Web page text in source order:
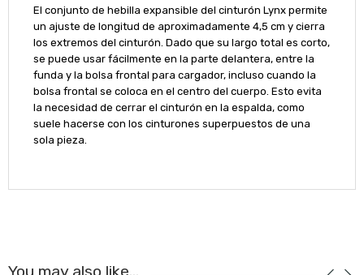
El conjunto de hebilla expansible del cinturón Lynx permite
un ajuste de longitud de aproximadamente 4,5 cm y cierra
los extremos del cinturón. Dado que su largo total es corto,
se puede usar fácilmente en la parte delantera, entre la
funda y la bolsa frontal para cargador, incluso cuando la
bolsa frontal se coloca en el centro del cuerpo. Esto evita
la necesidad de cerrar el cinturón en la espalda, como
suele hacerse con los cinturones superpuestos de una
sola pieza.